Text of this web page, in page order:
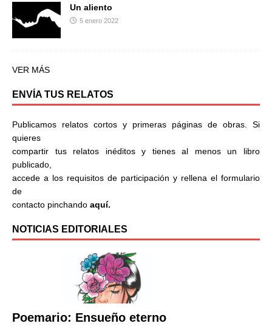
Un aliento
5 enero 2022
VER MÁS
ENVÍA TUS RELATOS
Publicamos relatos cortos y primeras páginas de obras. Si
quieres
compartir tus relatos inéditos y tienes al menos un libro
publicado,
accede a los requisitos de participación y rellena el formulario
de
contacto pinchando aquí.
NOTICIAS EDITORIALES
Poemario: Ensueño eterno